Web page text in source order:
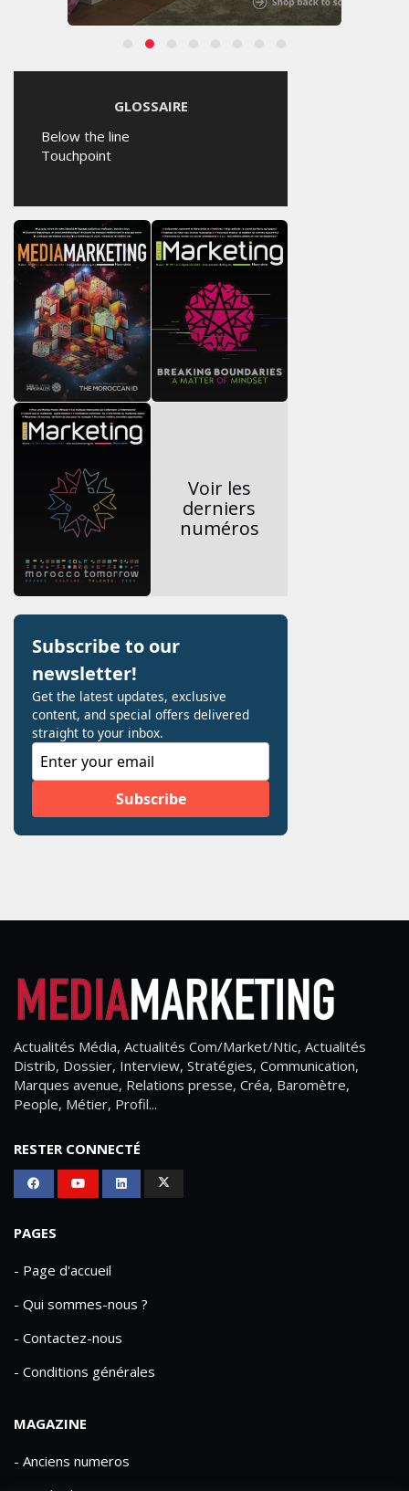
GLOSSAIRE
Below the line
Touchpoint
Voir les
derniers
numéros
Actualités Média, Actualités Com/Market/Ntic, Actualités
Distrib, Dossier, Interview, Stratégies, Communication,
Marques avenue, Relations presse, Créa, Baromètre,
People, Métier, Profil...
RESTER CONNECTÉ
PAGES
- Page d'accueil
- Qui sommes-nous ?
- Contactez-nous
- Conditions générales
MAGAZINE
- Anciens numeros